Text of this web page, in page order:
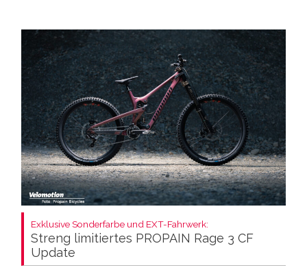
Exklusive Sonderfarbe und EXT-Fahrwerk:
Streng limitiertes PROPAIN Rage 3 CF
Update